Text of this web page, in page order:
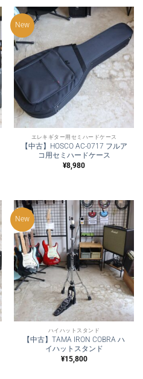
New
エレキギター用セミハードケース
【中古】HOSCO AC-0717 フルア
コ用セミハードケース
¥8,980
New
ハイハットスタンド
【中古】TAMA IRON COBRA ハ
イハットスタンド
¥15,800